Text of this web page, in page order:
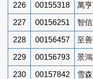
226 00155318 萬
227 00156251 智
228 00156457 至
229 00156793 景
230 00157842 雪